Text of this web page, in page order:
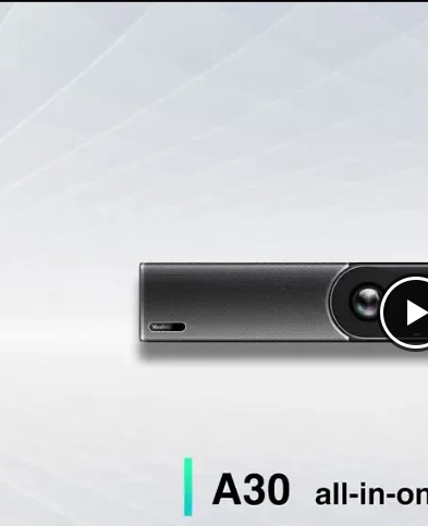
x2 - conference op twee schermen
Neen
Automatisch
Ja (accessoire nodig)